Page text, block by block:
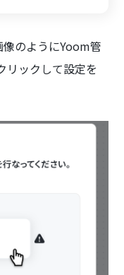
のようにYoom管
リックして設定を